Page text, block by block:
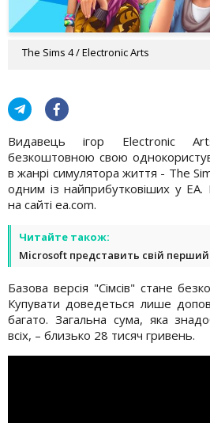
The Sims 4 / Electronic Arts
Видавець ігор Electronic
безкоштовною свою
в жанрі симулятора життя - The
одним із найприбутковіших у
на сайті ea.com.
Читайте також:
Microsoft представить свій перший
Базова версія "Сімсів" стане
Купувати доведеться лише
багато. Загальна сума, яка
всіх, – близько 28 тисяч гривень.